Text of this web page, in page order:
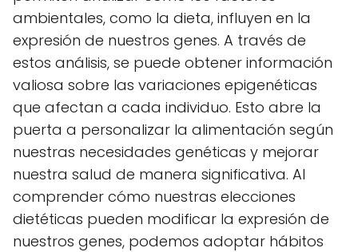
ambientales, como la dieta, influyen en la
expresión de nuestros genes. A través de
estos análisis, se puede obtener información
valiosa sobre las variaciones epigenéticas
que afectan a cada individuo. Esto abre la
puerta a personalizar la alimentación según
nuestras necesidades genéticas y mejorar
nuestra salud de manera significativa. Al
comprender cómo nuestras elecciones
dietéticas pueden modificar la expresión de
nuestros genes, podemos adoptar hábitos